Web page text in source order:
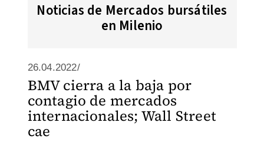
Noticias de Mercados bursátiles
en Milenio
26.04.2022/
BMV cierra a la baja por
contagio de mercados
internacionales; Wall Street
cae